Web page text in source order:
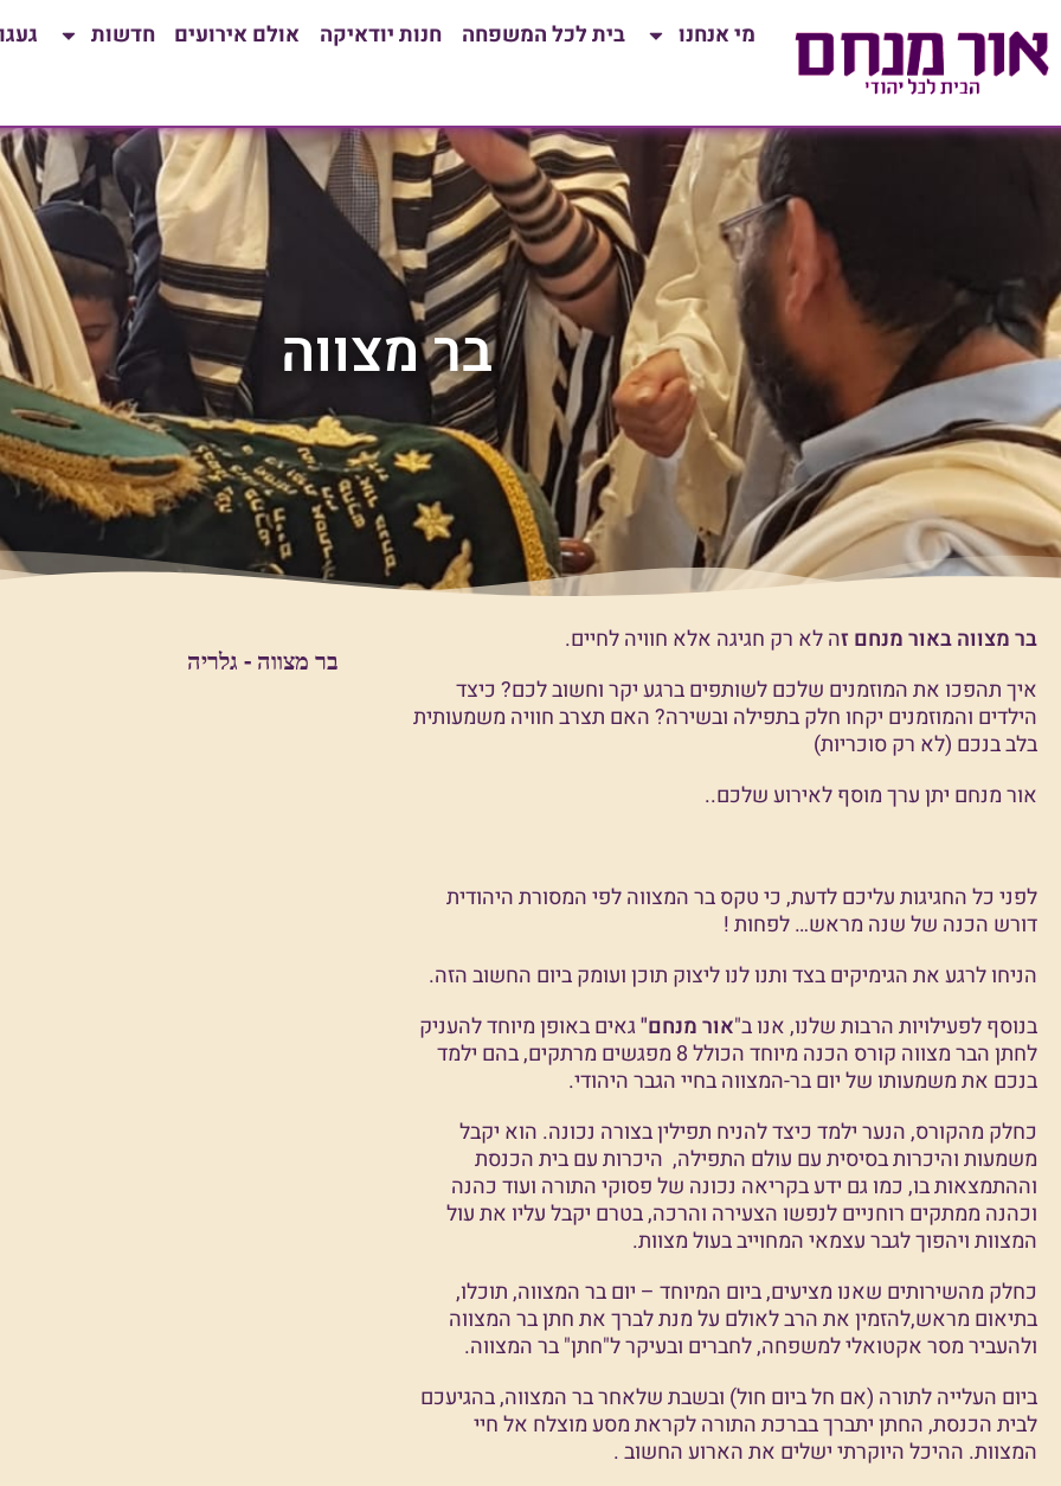
מי אנחנו בית לכל המשפחה חנות יודאיקה אולם אירועים חדשות
בר מצווה
בר מצווה באור מנחם זה לא רק חגיגה אלא חוויה לחיים.
איך תהפכו את המוזמנים שלכם לשותפים ברגע יקר וחשוב לכם? כיצד
הילדים והמוזמנים יקחו חלק בתפילה ובשירה? האם תצרב חוויה משמעותית
בלב בנכם (לא רק סוכריות)
אור מנחם יתן ערך מוסף לאירוע שלכם..
לפני כל החגיגות עליכם לדעת, כי טקס בר המצווה לפי המסורת היהודית
דורש הכנה של שנה מראש… לפחות !
הניחו לרגע את הגימיקים בצד ותנו לנו ליצוק תוכן ועומק ביום החשוב הזה.
בנוסף לפעילויות הרבות שלנו, אנו ב"אור מנחם"גאים באופן מיוחד להעניק
לחתן הבר מצווה קורס הכנה מיוחד הכולל 8 מפגשים מרתקים, בהם ילמד
בנכם את משמעותו של יום בר-המצווה בחיי הגבר היהודי.
כחלק מהקורס, הנער ילמד כיצד להניח תפילין בצורה נכונה. הוא יקבל
משמעות והיכרות בסיסית עם עולם התפילה, היכרות עם בית הכנסת
וההתמצאות בו, כמו גם ידע בקריאה נכונה של פסוקי התורה ועוד כהנה
וכהנה ממתקים רוחניים לנפשו הצעירה והרכה, בטרם יקבל עליו את עול
המצוות ויהפוך לגבר עצמאי המחוייב בעול מצוות.
כחלק מהשירותים שאנו מציעים, ביום המיוחד – יום בר המצווה, תוכלו,
בתיאום מראש,להזמין את הרב לאולם על מנת לברך את חתן בר המצווה
ולהעביר מסר אקטואלי למשפחה, לחברים ובעיקר ל"חתן" בר המצווה.
ביום העלייה לתורה (אם חל ביום חול) ובשבת שלאחר בר המצווה, בהגיעכם
לבית הכנסת, החתן יתברך בברכת התורה לקראת מסע מוצלח אל חיי
המצוות. ההיכל היוקרתי ישלים את הארוע החשוב .
בר מצווה - גלריה